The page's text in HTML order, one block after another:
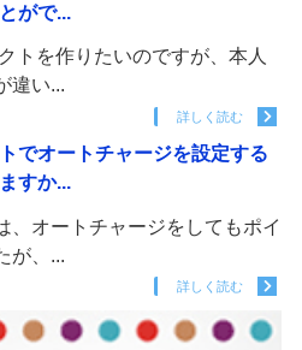
がで...
トを作りたいのですが、本人
違い...
詳しく読む
でオートチャージを設定する
すか...
、オートチャージをしてもポイ
が、...
詳しく読む